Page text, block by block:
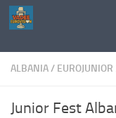
Saltar al contenido
ALBANIA/
Junior Fest